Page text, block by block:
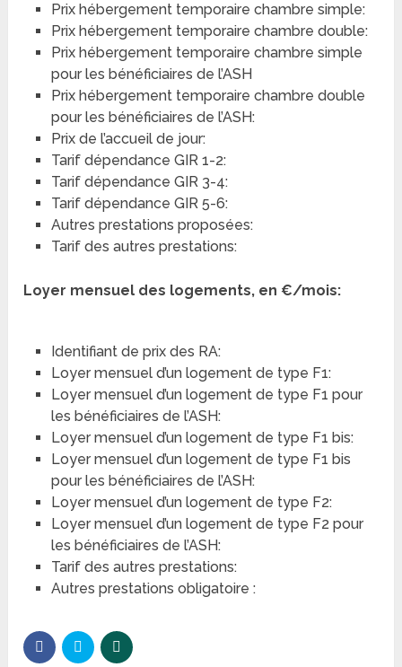
Prix hébergement temporaire chambre simple:
Prix hébergement temporaire chambre double:
Prix hébergement temporaire chambre simple
pour les bénéficiaires de l’ASH
Prix hébergement temporaire chambre double
pour les bénéficiaires de l’ASH:
Prix de l’accueil de jour:
Tarif dépendance GIR 1-2:
Tarif dépendance GIR 3-4:
Tarif dépendance GIR 5-6:
Autres prestations proposées:
Tarif des autres prestations:
Loyer mensuel des logements, en €/mois:
Identifiant de prix des RA:
Loyer mensuel d’un logement de type F1:
Loyer mensuel d’un logement de type F1 pour
les bénéficiaires de l’ASH:
Loyer mensuel d’un logement de type F1 bis:
Loyer mensuel d’un logement de type F1 bis
pour les bénéficiaires de l’ASH:
Loyer mensuel d’un logement de type F2:
Loyer mensuel d’un logement de type F2 pour
les bénéficiaires de l’ASH:
Tarif des autres prestations:
Autres prestations obligatoire :